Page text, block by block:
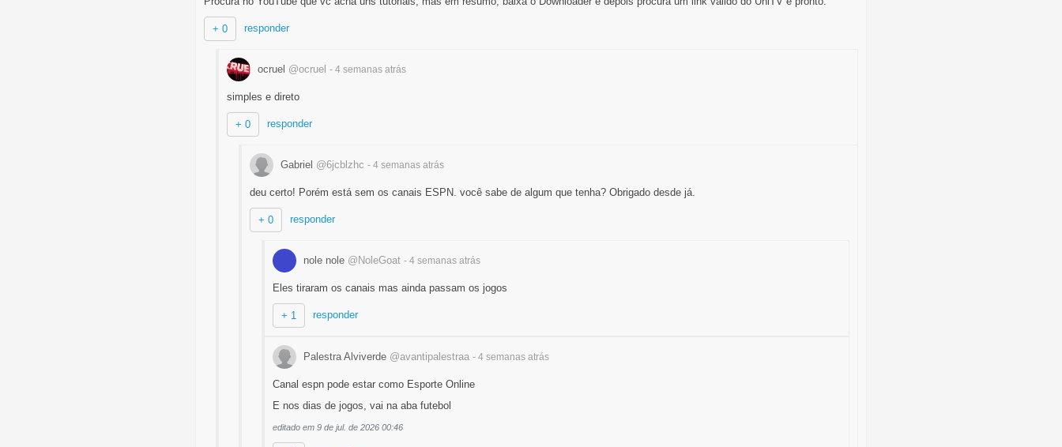
+ 0 responder
ocruel @ocruel - 4 semanas atrás
simples e direto
+ 0 responder
Gabriel @6jcblzhc - 4 semanas atrás
deu certo! Porém está sem os canais ESPN. você sabe de algum que tenha? Obrigado desde já.
+ 0 responder
nole nole @NoleGoat - 4 semanas atrás
Eles tiraram os canais mas ainda passam os jogos
+ 1 responder
Palestra Alviverde @avantipalestraa - 4 semanas atrás
Canal espn pode estar como Esporte Online
E nos dias de jogos, vai na aba futebol
editado em 9 de jul. de 2026 00:46